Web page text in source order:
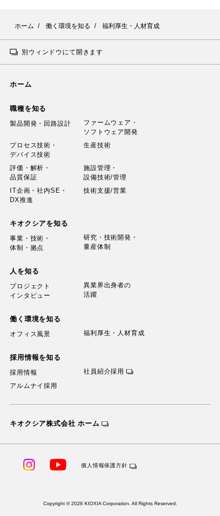
ホーム 働く環境を知る 福利厚生・人材育成
別ウィンドウにて開きます
ホーム
職種を知る
製品開発・回路設計
ファームウェア・
ソフトウェア開発
プロセス技術・
デバイス技術
生産技術
評価・解析・
品質保証
施設管理・
設備技術/管理
IT企画・社内SE・
DX推進
技術支援/営業
キオクシアを知る
事業・技術・
体制・拠点
研究・技術開発・
量産体制
人を知る
プロジェクト
インタビュー
異業界出身者の
活躍
働く環境を知る
オフィス風景 福利厚生・人材育成
採用情報を知る
採用情報
社員紹介採用
アルムナイ採用
キオクシア株式会社 ホーム
個人情報保護方針
Copyright © 2026 KIOXIA Corporation. All Rights Reserved.